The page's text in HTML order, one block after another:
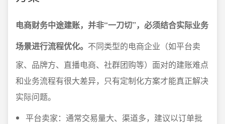
电商财务中途建账，并非“一刀切”，必须结合实际业务
场景进行流程优化。 不同类型的电商企业（如平台卖
家、品牌方、直播电商、社群团购等）面对的建账难点
和业务流程有很大差异，只有定制化方案才能真正解决
实际问题。
平台卖家：通常交易量大、渠道多，建议以订单批